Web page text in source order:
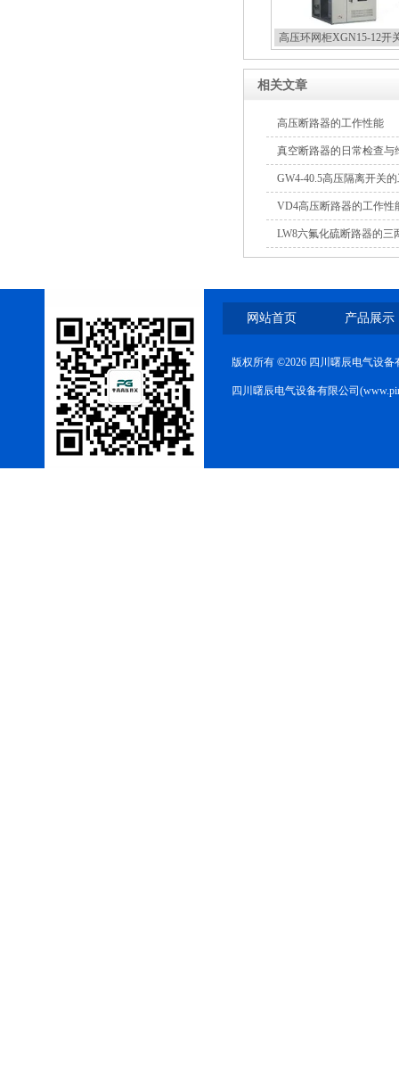
高压环网柜XGN15-12开
相关文章
高压断路器的工作性能
真空断路器的日常检查与
GW4-40.5高压隔离开关
VD4高压断路器的工作性
LW8六氟化硫断路器的三
网站首页 产品展示
版权所有 ©2026 四川曙辰电气设
四川曙辰电气设备有限公司